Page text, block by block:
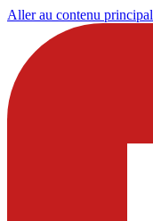
Aller au contenu principal